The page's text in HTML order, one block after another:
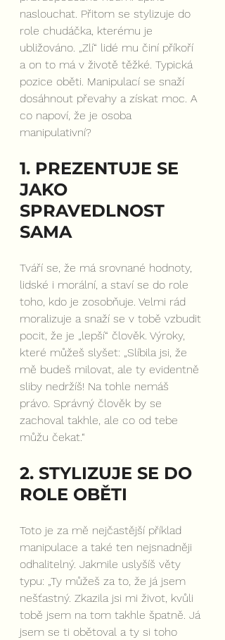
naslouchat. Přitom se stylizuje do
role chudáčka, kterému je
ubližováno. „Zlí“ lidé mu činí příkoří
a on to má v životě těžké. Typická
pozice oběti. Manipulací se snaží
dosáhnout převahy a získat moc. A
co napoví, že je osoba
manipulativní?
1. PREZENTUJE SE
JAKO
SPRAVEDLNOST
SAMA
Tváří se, že má srovnané hodnoty,
lidské i morální, a staví se do role
toho, kdo je zosobňuje. Velmi rád
moralizuje a snaží se v tobě vzbudit
pocit, že je „lepší“ člověk. Výroky,
které můžeš slyšet: „Slíbila jsi, že
mě budeš milovat, ale ty evidentně
sliby nedržíš! Na tohle nemáš
právo. Správný člověk by se
zachoval takhle, ale co od tebe
můžu čekat.“
2. STYLIZUJE SE DO
ROLE OBĚTI
Toto je za mě nejčastější příklad
manipulace a také ten nejsnadněji
odhalitelný. Jakmile uslyšíš věty
typu: „Ty můžeš za to, že já jsem
nešťastný. Zkazila jsi mi život, kvůli
tobě jsem na tom takhle špatně. Já
jsem se ti obětoval a ty si toho